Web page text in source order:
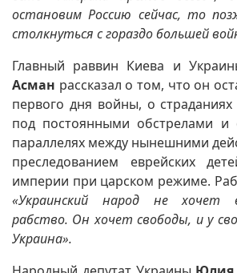
остановим Россию сейчас, то
столкнуться с гораздо большей
Главный раввин Киева и
Асман рассказал о том, что он
первого дня войны, о
под постоянными обстрелами и
параллелях между нынешними
преследованием еврейских
империи при царском режиме.
«Украинский народ не хочет
рабство. Он хочет свободы, и у
Украина».